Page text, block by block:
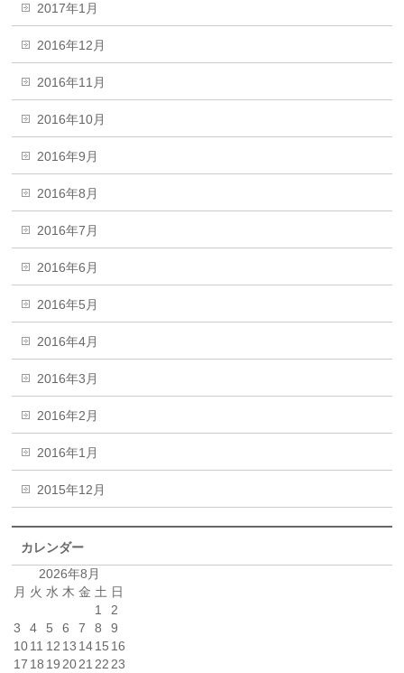
2017年1月
2016年12月
2016年11月
2016年10月
2016年9月
2016年8月
2016年7月
2016年6月
2016年5月
2016年4月
2016年3月
2016年2月
2016年1月
2015年12月
カレンダー
2026年8月
月 火 水 木 金 土 日
1
2
3
4 5 6 7 8
9
1011 12 13 1415 16
17 18 19 2021 22 23